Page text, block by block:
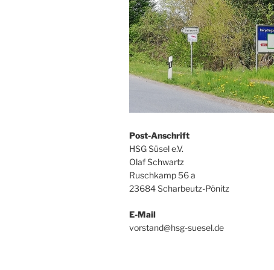
Post-Anschrift
HSG Süsel e.V.
Olaf Schwartz
Ruschkamp 56 a
23684 Scharbeutz-Pönitz
E-Mail
vorstand@hsg-suesel.de